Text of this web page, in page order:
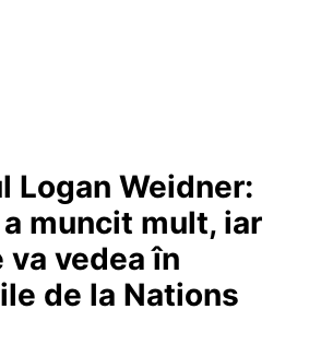
Logan Weidner:
muncit mult, iar
va vedea în
de la Nations